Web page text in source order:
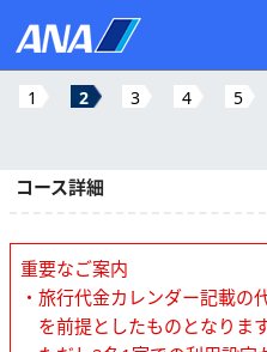
1 2 3 4 5
コース詳細
重要なご案内
・旅行代金カレンダー記載
を前提としたものとなります